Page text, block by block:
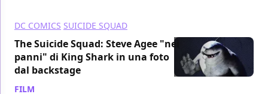
DC COMICS SUICIDE SQUAD
The Suicide Squad: Steve Agee "nei
panni" di King Shark in una foto
dal backstage
FILM